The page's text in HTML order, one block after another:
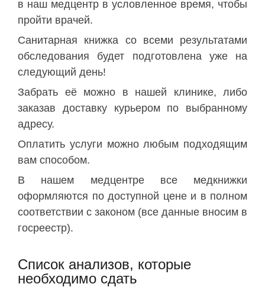
в наш медцентр в условленное время, чтобы
пройти врачей.
Санитарная книжка со всеми результатами
обследования будет подготовлена уже на
следующий день!
Забрать её можно в нашей клинике, либо
заказав доставку курьером по выбранному
адресу.
Оплатить услуги можно любым подходящим
вам способом.
В нашем медцентре все медкнижки
оформляются по доступной цене и в полном
соответствии с законом (все данные вносим в
госреестр).
Список анализов, которые
необходимо сдать